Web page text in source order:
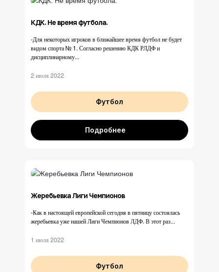
КДК. Не время футбола.
-Для некоторых игроков в ближайшее время футбол не будет
видом спорта № 1. Согласно решению КДК РЛДФ и
дисциплинарному...
2 июля 2022
Футбол
Подробнее
Жеребьевка Лиги Чемпионов
-Как в настоящей европейской сегодня в пятницу состоялась
жеребьевка уже нашей Лиги Чемпионов ЛДФ. В этот раз...
1 июля 2022
Футбол